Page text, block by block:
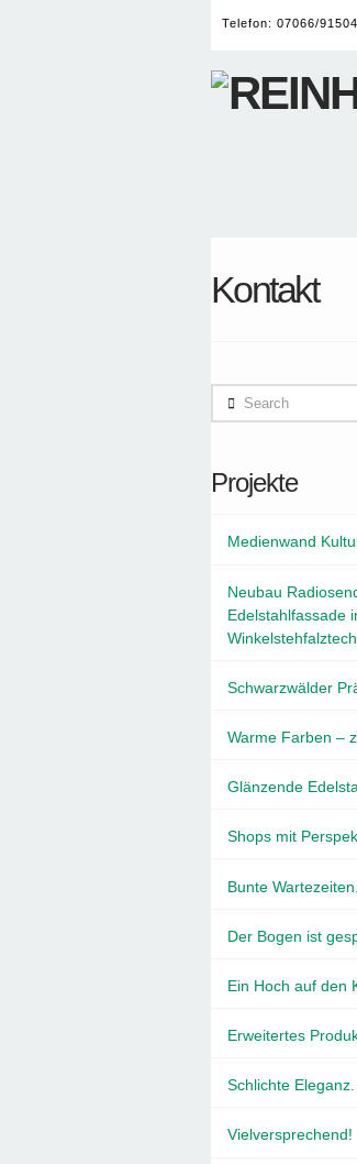
Telefon: 07066/
Kontakt
Search
Projekte
Medienwand
Neubau
Edelstahlfassade
Schwarzwälder
Warme Farben –
Glänzende
Shops mit
Bunte Wartezeiten.
Der Bogen ist
Ein Hoch auf den
Erweitertes
Schlichte Eleganz.
Vielversprechend!